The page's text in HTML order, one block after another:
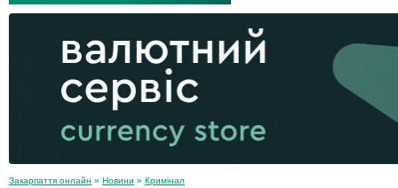
На Хустщині внаслідок ДТП за
Інструктора районного ТЦК на
Закарпаття онлайн » Новини » Кримінал